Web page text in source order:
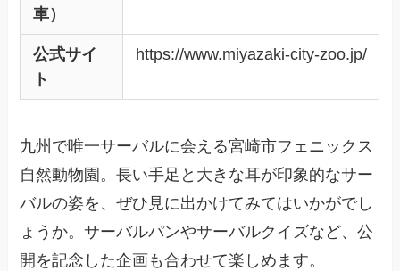
車）
公式サイ
ト
https://www.miyazaki-city-zoo.jp/
九州で唯一サーバルに会える宮崎市フェニックス
自然動物園。長い手足と大きな耳が印象的なサー
バルの姿を、ぜひ見に出かけてみてはいかがでし
ょうか。サーバルパンやサーバルクイズなど、公
開を記念した企画も合わせて楽しめます。